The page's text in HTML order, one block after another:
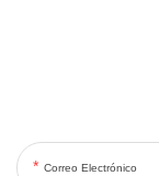
Correo Electrónico